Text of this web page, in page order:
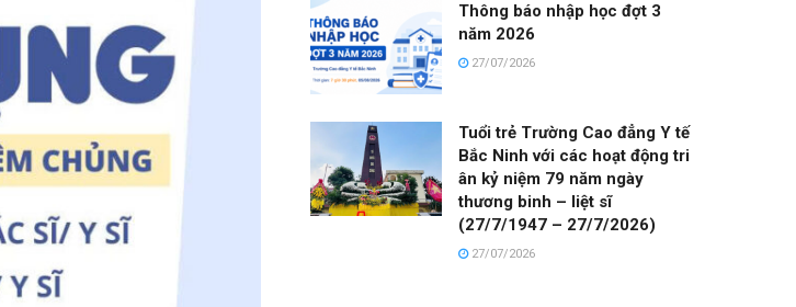
Thông báo nhập học đợt 3
năm 2026
27/07/2026
Tuổi trẻ Trường Cao đẳng Y tế
Bắc Ninh với các hoạt động tri
ân kỷ niệm 79 năm ngày
thương binh – liệt sĩ
(27/7/1947 – 27/7/2026)
27/07/2026